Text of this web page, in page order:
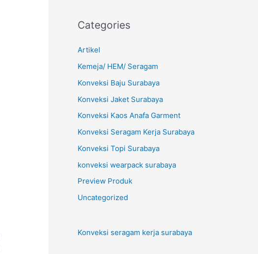
Categories
Artikel
Kemeja/ HEM/ Seragam
Konveksi Baju Surabaya
Konveksi Jaket Surabaya
Konveksi Kaos Anafa Garment
Konveksi Seragam Kerja Surabaya
Konveksi Topi Surabaya
konveksi wearpack surabaya
Preview Produk
Uncategorized
Konveksi seragam kerja surabaya